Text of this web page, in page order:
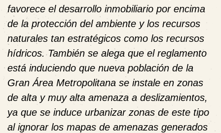
favorece el desarrollo inmobiliario por encima
de la protección del ambiente y los recursos
naturales tan estratégicos como los recursos
hídricos. También se alega que el reglamento
está induciendo que nueva población de la
Gran Área Metropolitana se instale en zonas
de alta y muy alta amenaza a deslizamientos,
ya que se induce urbanizar zonas de este tipo
al ignorar los mapas de amenazas generados